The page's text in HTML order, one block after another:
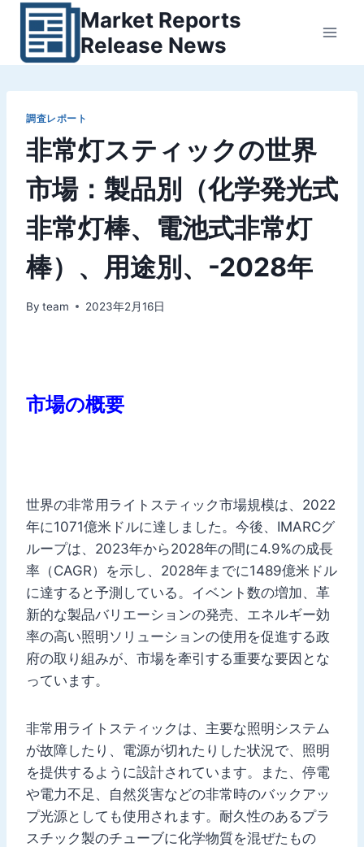
Market Reports
Release News
調査レポート
非常灯スティックの世界
市場：製品別（化学発光式
非常灯棒、電池式非常灯
棒）、用途別、-2028年
By team 2023年2月16日
市場の概要
世界の非常用ライトスティック市場規模は、2022
年に1071億米ドルに達しました。今後、IMARCグ
ループは、2023年から2028年の間に4.9%の成長
率（CAGR）を示し、2028年までに1489億米ドル
に達すると予測している。イベント数の増加、革
新的な製品バリエーションの発売、エネルギー効
率の高い照明ソリューションの使用を促進する政
府の取り組みが、市場を牽引する重要な要因とな
っています。
非常用ライトスティックは、主要な照明システム
が故障したり、電源が切れたりした状況で、照明
を提供するように設計されています。また、停電
や電力不足、自然災害などの非常時のバックアッ
プ光源としても使用されます。耐久性のあるプラ
スチック製のチューブに化学物質を混ぜたもの